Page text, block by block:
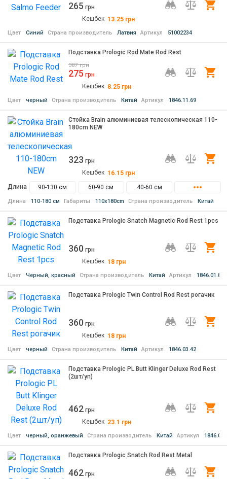
265 грн
Кешбек 13.25 грн
Цвет Синий Страна производитель Латвия Артикул 51002234
Подставка Prologic Rod Mate Rod Rest
387 грн
275 грн
Кешбек 8.25 грн
Цвет черный Страна производитель Китай Артикул 1846.11.69
Стойка Brain алюминиевая телескопическая 110-
180cm NEW
323 грн
Кешбек 16.15 грн
Длина
90-130 см 60-90 см 40-60 см
Длина 110-180 см Габариты 110x180cm Страна производитель Китай
Подставка Prologic Snatch Magnetic Rod Rest 1pcs
360 грн
Кешбек 18 грн
Цвет Черный, красный Страна производитель Китай Артикул 1846.01.89
Подставка Prologic Twin Control Rod Rest рогачик
360 грн
Кешбек 18 грн
Цвет черный Страна производитель Китай Артикул 1846.03.42
Подставка Prologic PL Butt Klinger Deluxe Rod Rest
(2шт/уп)
462 грн
Кешбек 23.1 грн
Цвет черный, оранжевый Страна производитель Китай Артикул
Подставка Prologic Snatch Rod Rest Metal
462 грн